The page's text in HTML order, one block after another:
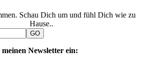
Schau Dich um und fühl Dich wie zu
Hause..
Newsletter ein: